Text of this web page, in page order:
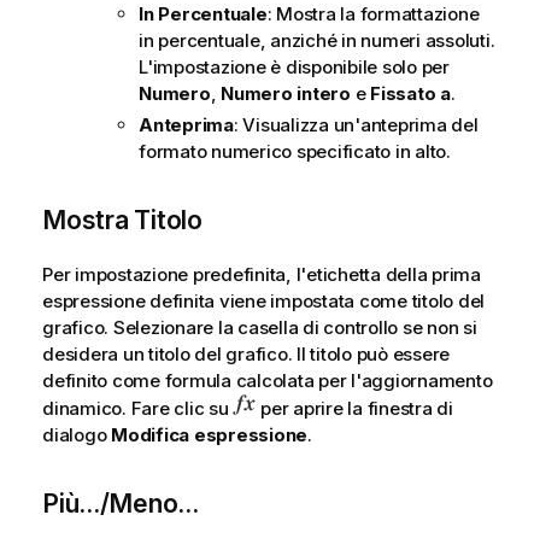
In Percentuale: Mostra la formattazione
in percentuale, anziché in numeri assoluti.
L'impostazione è disponibile solo per
Numero Numero intero e Fissato a.
Anteprima: Visualizza un'anteprima del
formato numerico specificato in alto.
Mostra Titolo
Per impostazione predefinita, l'etichetta della prima
espressione definita viene impostata come titolo del
grafico. Selezionare la casella di controllo se non si
desidera un titolo del grafico. Il titolo può essere
definito come formula calcolata per l'aggiornamento
dinamico. Fare clic su
per aprire la finestra di
dialogo Modifica espressione.
Più.../Meno...